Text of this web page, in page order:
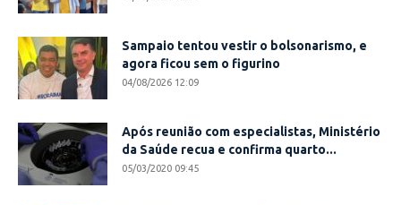
Sampaio tentou vestir o bolsonarismo, e
agora ficou sem o figurino
04/08/2026 12:09
Após reunião com especialistas, Ministério
da Saúde recua e confirma quarto...
05/03/2020 09:45